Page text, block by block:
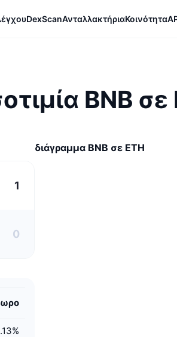
DexScanΑνταλλακτήριαΚοινότητα
BNB
%
διάγραμμα BNB σε ETH